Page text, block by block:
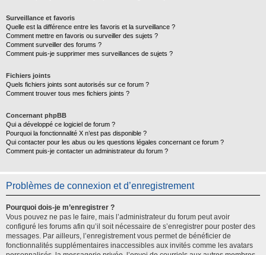
Surveillance et favoris
Quelle est la différence entre les favoris et la surveillance ?
Comment mettre en favoris ou surveiller des sujets ?
Comment surveiller des forums ?
Comment puis-je supprimer mes surveillances de sujets ?
Fichiers joints
Quels fichiers joints sont autorisés sur ce forum ?
Comment trouver tous mes fichiers joints ?
Concernant phpBB
Qui a développé ce logiciel de forum ?
Pourquoi la fonctionnalité X n’est pas disponible ?
Qui contacter pour les abus ou les questions légales concernant ce forum ?
Comment puis-je contacter un administrateur du forum ?
Problèmes de connexion et d’enregistrement
Pourquoi dois-je m’enregistrer ?
Vous pouvez ne pas le faire, mais l’administrateur du forum peut avoir
configuré les forums afin qu’il soit nécessaire de s’enregistrer pour poster des
messages. Par ailleurs, l’enregistrement vous permet de bénéficier de
fonctionnalités supplémentaires inaccessibles aux invités comme les avatars